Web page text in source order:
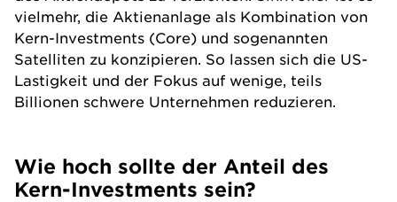
vielmehr, die Aktienanlage als Kombination von
Kern-Investments (Core) und sogenannten
Satelliten zu konzipieren. So lassen sich die US-
Lastigkeit und der Fokus auf wenige, teils
Billionen schwere Unternehmen reduzieren.
Wie hoch sollte der Anteil des
Kern-Investments sein?